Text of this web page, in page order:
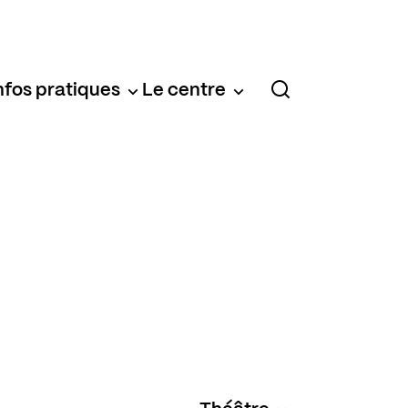
pratiques Le centre